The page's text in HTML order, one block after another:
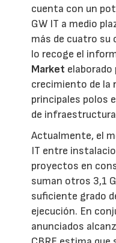
cuenta con un
GW IT a medio
más de cuatro su
lo recoge el
Market elaborado
crecimiento de la
principales polos
de
Actualmente, el
IT entre
proyectos en
suman otros 3,1
suficiente grado
ejecución. En
anunciados